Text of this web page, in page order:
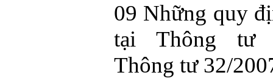
09 Những quy
tại Thông tư
Thông tư 32/